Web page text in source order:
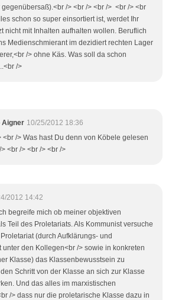
/> <br /> <br /> <br /> <br
schon so super einsortiert ist, werdet Ihr
nicht mit Inhalten aufhalten wollen. Beruflich
Medienschmierant im dezidiert rechten Lager
/> ohne Käs. Was soll da schon
/>
Aigner 10/25/2012 18:36
<br /> Was hast Du denn von Köbele gelesen
<br /> <br /> <br />
2012 14:42
begreife mich ob meiner objektiven
Teil des Proletariats. Als Kommunist versuche
(durch Aufklärungs- und
unter den Kollegen<br /> sowie in konkreten
Klasse) das Klassenbewusstsein zu
Schritt von der Klasse an sich zur Klasse
Und das alles im marxistischen
/> dass nur die proletarische Klasse dazu in